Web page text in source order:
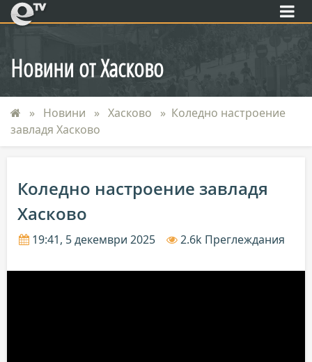
eTV
Новини от Хасково
Новини Хасково
Коледно настроение
завладя Хасково
Коледно настроение завладя
Хасково
19:41, 5 декември 2025 2.6k Преглеждания